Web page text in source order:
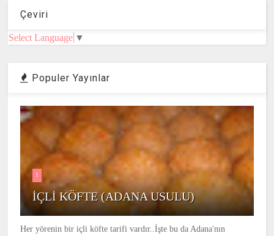
Çeviri
Select Language ▼
Populer Yayınlar
1
İÇLİ KÖFTE (ADANA USULU)
Her yörenin bir içli köfte tarifi vardır..İşte bu da Adana'nın